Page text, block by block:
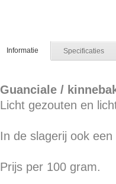
Informatie Specificaties
Guanciale /
Licht gezouten en
In de slagerij ook
Prijs per 100 gram.